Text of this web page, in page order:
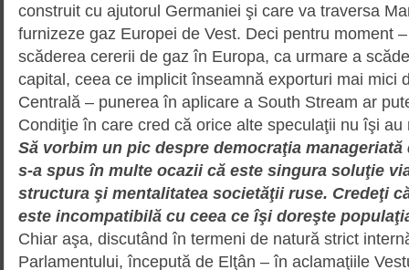
construit cu ajutorul Ger­maniei şi care va traversa
furnizeze gaz Europei de Vest. Deci pentru moment
scăderea cererii de gaz în Europa, ca urmare a
capital, ceea ce implicit înseamnă exporturi mai mici
Centrală – punerea în aplicare a South Stream ar
Condiţie în care cred că orice alte speculaţii nu îşi
Să vorbim un pic despre democraţia
s-a spus în multe ocazii că este singura soluţie
structura şi mentalitatea societăţii ruse. Credeţi
este incompatibilă cu ceea ce îşi doreşte
Chiar aşa, discutând în termeni de natură strict
Parlamentului, începută de Elţân – în aclamaţiile